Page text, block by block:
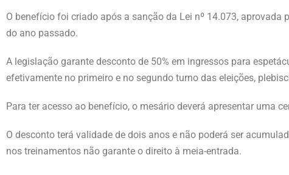
O benefício foi criado após a sanção da Lei nº 14.073,
do ano passado.
A legislação garante desconto de 50% em ingressos para
efetivamente no primeiro e no segundo turno das eleições,
Para ter acesso ao benefício, o mesário deverá apresentar uma
O desconto terá validade de dois anos e não poderá ser
nos treinamentos não garante o direito à meia-entrada.